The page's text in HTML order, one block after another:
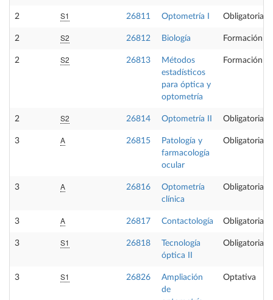
2 S1 26811 Optometría I Obligatoria
2 S2 26812 Biología Formación
2 S2 26813
Métodos
estadísticos
para óptica y
optometría
Formación
2 S2 26814 Optometría II Obligatoria
3 A 26815
Patología y
farmacología
ocular
Obligatoria
3 A 26816
Optometría
clínica
Obligatoria
3 A 26817 Contactología Obligatoria
3 S1 26818
Tecnología
óptica II
Obligatoria
3 S1 26826
Ampliación
de
Optativa